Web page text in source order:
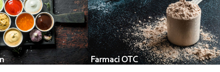
Farmaci OTC